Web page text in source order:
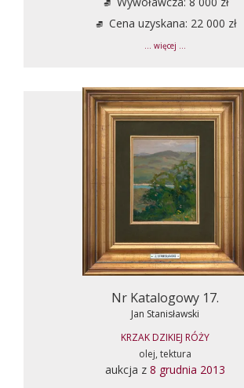
Cena uzyskana: 22 000 zł
... więcej ...
Nr Katalogowy 17.
Jan Stanisławski
KRZAK DZIKIEJ RÓŻY
olej, tektura
aukcja z 8 grudnia 2013